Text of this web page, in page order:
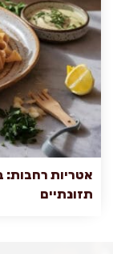
אטריות רחבות:
תזונתיים